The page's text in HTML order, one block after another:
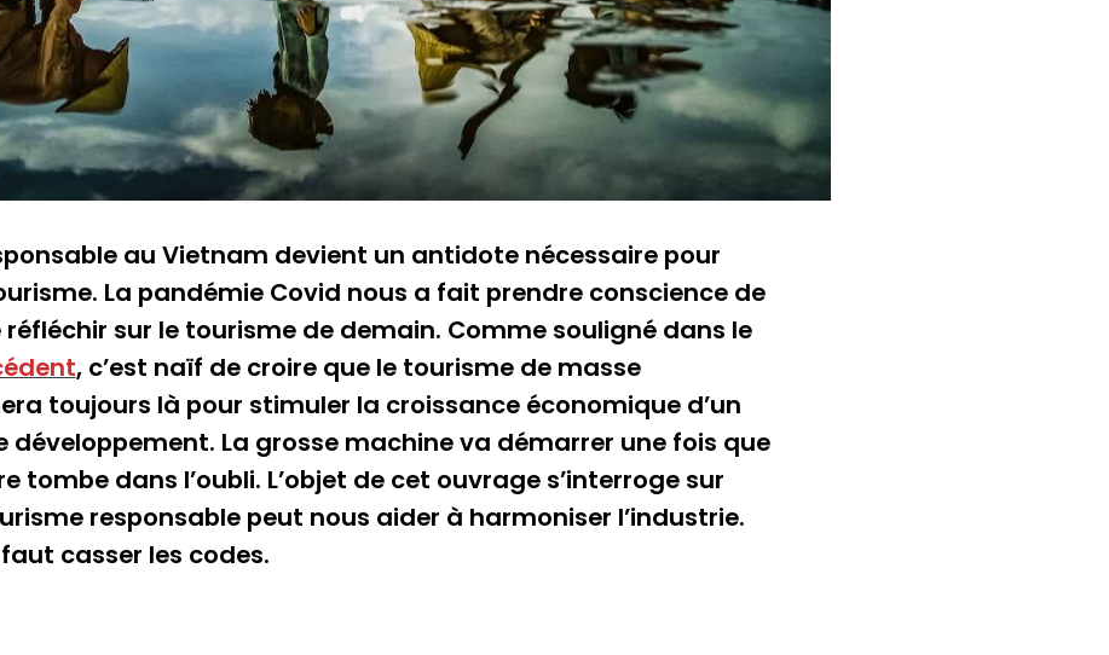
au Vietnam devient un antidote nécessaire pour
La pandémie Covid nous a fait prendre conscience de
sur le tourisme de demain. Comme souligné dans le
, c’est naïf de croire que le tourisme de masse
toujours là pour stimuler la croissance économique d’un
développement. La grosse machine va démarrer une fois que
tombe dans l’oubli. L’objet de cet ouvrage s’interroge sur
responsable peut nous aider à harmoniser l’industrie.
casser les codes.